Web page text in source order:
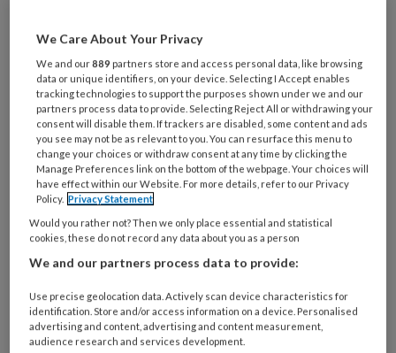
bevindt zich in het Trefpunt Medische
Geschiedenis Nederland op Urk. Daar is zij
voor belangstellenden in te zien.
Waar staat ELMA voor?
De afkorting ELMA staat voor Ex Libris
Medicalibus Antiquis. Maar de naam ‘Elma’
heeft ook een eigen betekenis. In het Engels
betekent het ‘de wilskrachtige beschermer’.
En dat is wat ELMA wil worden. ELMA wil een
erfgoed op het gebied van de arbeid en
gezondheid zijn. ELMA ziet zichzelf niet alleen
We Care About Your Privacy
We and our889 partners store and access personal data, like browsing
data or unique identifiers, on your device. Selecting I Accept enables
tracking technologies to support the purposes shown under we and our
partners process data to provide. Selecting Reject All or withdrawing your
consent will disable them. If trackers are disabled, some content and ads
you see may not be as relevant to you. You can resurface this menu to
change your choices or withdraw consent at any time by clicking the
Manage Preferences link on the bottom of the webpage. Your choices will
have effect within our Website. For more details, refer to our Privacy
Policy. Privacy Statement
Would you rather not? Then we only place essential and statistical
cookies, these do not record any data about you as a person
We and our partners process data to provide:
Use precise geolocation data. Actively scan device characteristics for
identification. Store and/or access information on a device. Personalised
advertising and content, advertising and content measurement,
audience research and services development.